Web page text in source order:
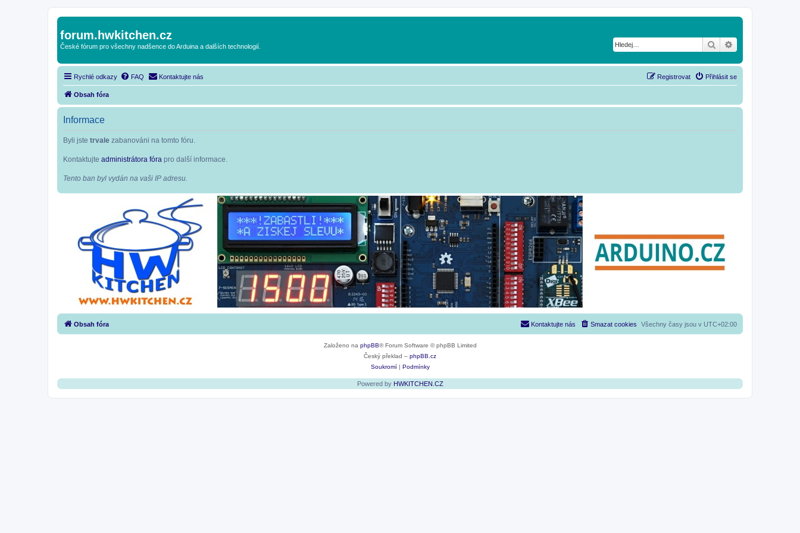
forum.hwkitchen.cz
České fórum pro všechny nadšence do Arduina a dalších technologií. Hledat
Rychlé odkazy FAQ Kontaktujte nás Přihlásit se
Registrovat
Obsah fóra
Informace
Byli jste trvale zabanováni na tomto fóru.
Kontaktujte administrátora fóra pro další informace.
Tento ban byl vydán na vaši IP adresu.
Obsah fóra Všechny časy jsou v UTC+02:00
Smazat cookies
Kontaktujte nás
Založeno na phpBB® Forum Software © phpBB Limited
Český překlad – phpBB.cz
Soukromí| Podmínky
Powered by HWKITCHEN.CZ